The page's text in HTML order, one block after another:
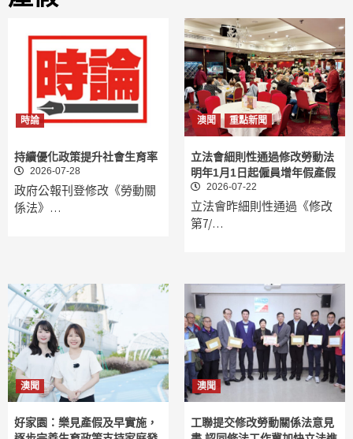
時論
持續優化政策提升社會生育率
2026-07-28
政府公報刊登修改《勞動關
係法》…
澳聞 重點新聞
立法會細則性通過修改勞動法
明年1月1日起僱員增年假產假
2026-07-22
立法會昨細則性通過《修改
第7/…
澳聞
好家園：樂見產假及早實施，
澳聞
工聯提交修改勞動關係法意見